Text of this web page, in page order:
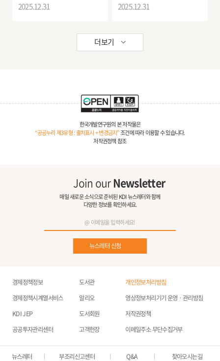
2025.12.31 2025.12.31
더보기
한국개발연구원의 본 저작물은
“공공누리 제3유형 : 출처표시 + 변경금지”조건에 따라 이용할 수 있습니다.
저작권정책 참조
Join ourNewsletter
매일 새로운 소식으로 준비된 KDI 뉴스레터와 함께
다양한 정보를 확인하세요.
뉴스레터 신청
경제정책정보
경제정책시계열서비스
KDI JEP
공공투자관리센터
도서관
알리오
도서회원
고객헌장
개인정보처리방침
영상정보처리기기 운영ㆍ관리방침
저작권정책
이메일주소 무단수집거부
뉴스레터 부조리신고센터 Q&A 찾아오시는길